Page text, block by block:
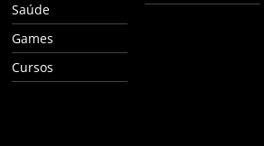
Saúde
Games
Cursos